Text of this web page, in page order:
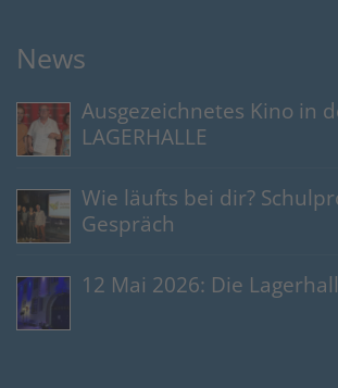
News
Ausgezeichnetes Kino in
LAGERHALLE
Wie läufts bei dir?
Gespräch
12 Mai 2026: Die